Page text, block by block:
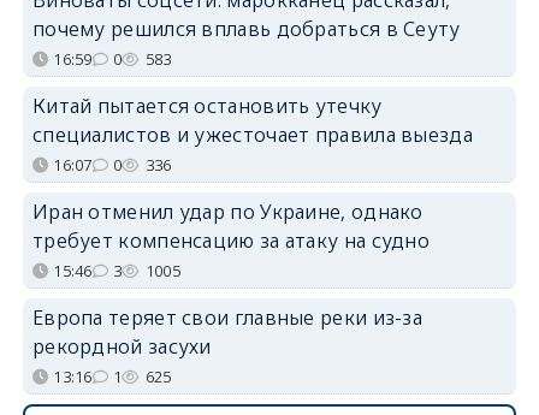
почему решился вплавь добраться в Сеуту
16:59 0 583
Китай пытается остановить утечку
специалистов и ужесточает правила выезда
16:07 0 336
Иран отменил удар по Украине, однако
требует компенсацию за атаку на судно
15:46 3 1005
Европа теряет свои главные реки из-за
рекордной засухи
13:16 1 625